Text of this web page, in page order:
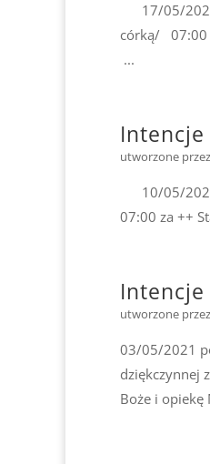
17/05/2021
córką/ 07:00
...
Intencje
utworzone przez
10/05/2021
07:00 za ++
Intencje
utworzone przez
03/05/2021
dziękczynnej
Boże i opiekę